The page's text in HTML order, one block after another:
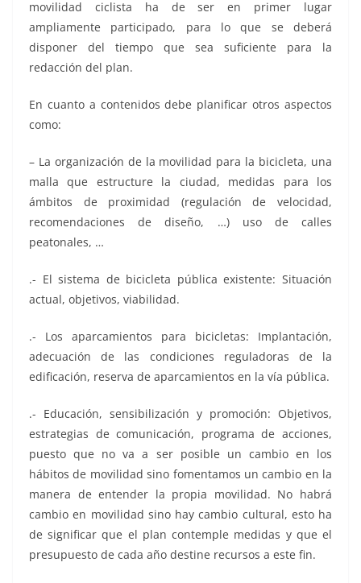
movilidad ciclista ha de ser en primer lugar
ampliamente participado, para lo que se deberá
disponer del tiempo que sea suficiente para la
redacción del plan.
En cuanto a contenidos debe planificar otros aspectos
como:
– La organización de la movilidad para la bicicleta, una
malla que estructure la ciudad, medidas para los
ámbitos de proximidad (regulación de velocidad,
recomendaciones de diseño, …) uso de calles
peatonales, …
.- El sistema de bicicleta pública existente: Situación
actual, objetivos, viabilidad.
.- Los aparcamientos para bicicletas: Implantación,
adecuación de las condiciones reguladoras de la
edificación, reserva de aparcamientos en la vía pública.
.- Educación, sensibilización y promoción: Objetivos,
estrategias de comunicación, programa de acciones,
puesto que no va a ser posible un cambio en los
hábitos de movilidad sino fomentamos un cambio en la
manera de entender la propia movilidad. No habrá
cambio en movilidad sino hay cambio cultural, esto ha
de significar que el plan contemple medidas y que el
presupuesto de cada año destine recursos a este fin.